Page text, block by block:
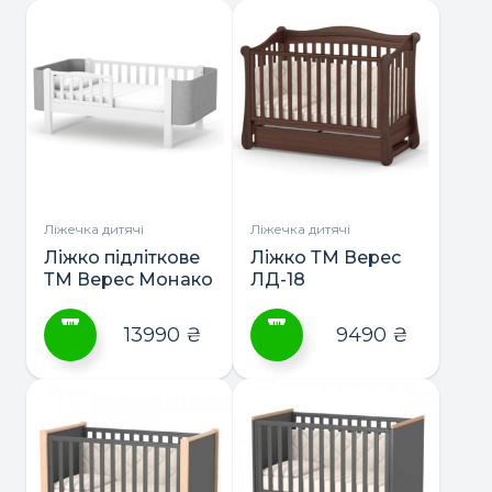
кілька
варіантів.
Параметри
сторінці
товару
Ліжечка дитячі
Ліжко підліткове
ТМ Верес Монако
160*80/190*80
має
кілька
варіантів.
13990 ₴
Ліжечка дитячі
Ліжко ТМ Верес
ЛД-18
має
кілька
варіантів.
9490 ₴